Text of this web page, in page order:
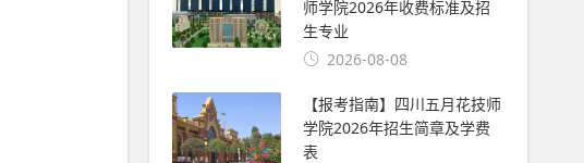
师学院2026年收费标准及招
生专业
2026-08-08
【报考指南】四川五月花技师
学院2026年招生简章及学费
表